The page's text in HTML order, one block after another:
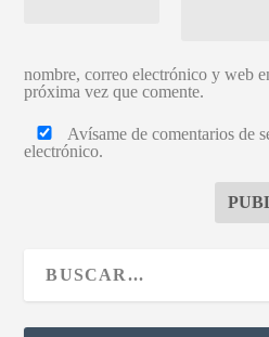
nombre, correo electrónico y web
próxima vez que comente.
Avísame de comentarios de
electrónico.